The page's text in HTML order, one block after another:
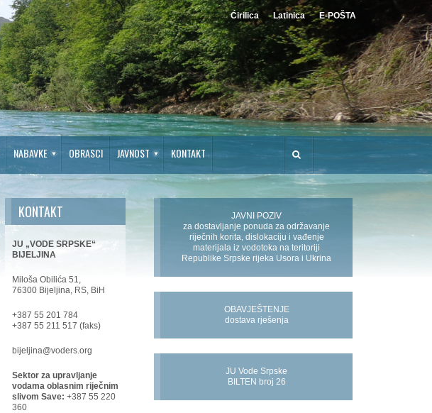
Ćirilica Latinica E-POŠTA
NABAVKE OBRASCI JAVNOST KONTAKT
JAVNI POZIV
za dostavljanje ponuda za održavanje
riječnih korita, dislokaciju i vađenje
materijala iz vodotoka na teritoriji
Republike Srpske rijeka Usora i Ukrina
OBAVJEŠTENJE
dostava rješenja
JU Vode Srpske
BILTEN broj 26
KONTAKT
JU „VODE SRPSKE“
BIJELJINA
Miloša Obilića 51,
76300 Bijeljina, RS, BiH
+387 55 201 784
+387 55 211 517 (faks)
bijeljina@voders.org
Sektor za upravljanje
vodama oblasnim riječnim
slivom Save: +387 55 220
360